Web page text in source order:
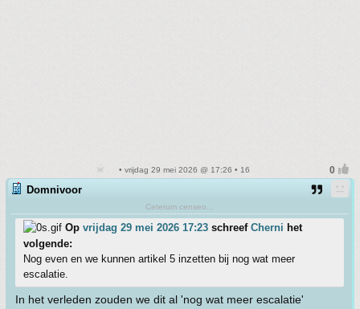
• vrijdag 29 mei 2026 @ 17:26 • 16
Domnivoor
Ceterum censeo...
Op vrijdag 29 mei 2026 17:23 schreef Cherni het
volgende:
Nog even en we kunnen artikel 5 inzetten bij nog wat meer
escalatie.
In het verleden zouden we dit al 'nog wat meer escalatie'